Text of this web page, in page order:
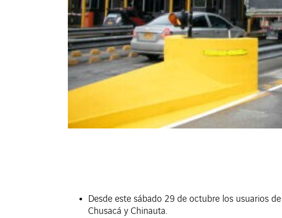
Desde este sábado 29 de octubre los usuarios
Chusacá y Chinauta.